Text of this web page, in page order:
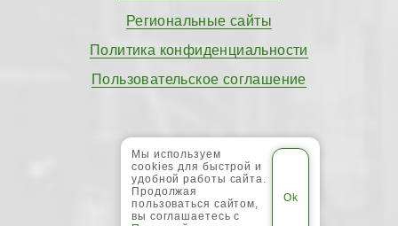
Региональные сайты
Политика конфиденциальности
Пользовательское соглашение
Мы используем
cookies для быстрой и
удобной работы сайта.
Продолжая
пользоваться сайтом,
вы соглашаетесь с